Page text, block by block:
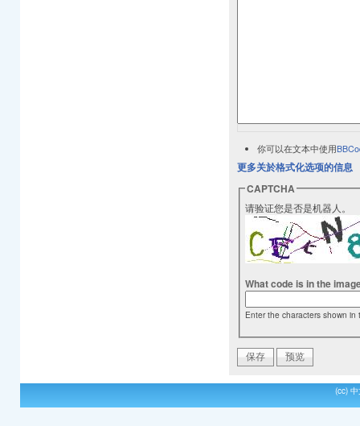
你可以在文本中使用
更多关於格式化选项的信息
CAPTCHA
请验证您是否是机器人。
What code is in the
Enter the characters shown in
(cc)中